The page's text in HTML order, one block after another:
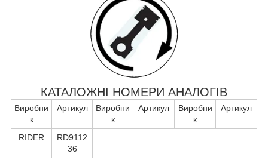
КАТАЛОЖНІ НОМЕРИ АНАЛОГІВ
Виробни
к
Артикул
Виробни
к
Артикул
Виробни
к
Артикул
RIDER
RD9112
36